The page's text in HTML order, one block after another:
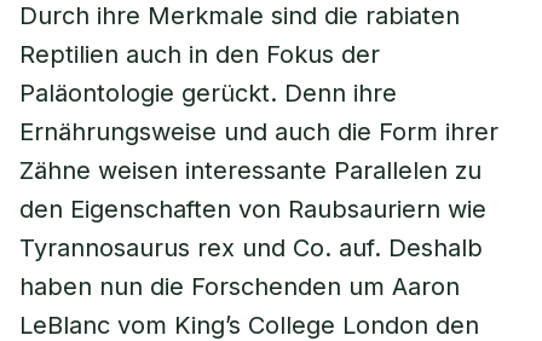
Durch ihre Merkmale sind die rabiaten
Reptilien auch in den Fokus der
Paläontologie gerückt. Denn ihre
Ernährungsweise und auch die Form ihrer
Zähne weisen interessante Parallelen zu
den Eigenschaften von Raubsauriern wie
Tyrannosaurus rex und Co. auf. Deshalb
haben nun die Forschenden um Aaron
LeBlanc vom King’s College London den